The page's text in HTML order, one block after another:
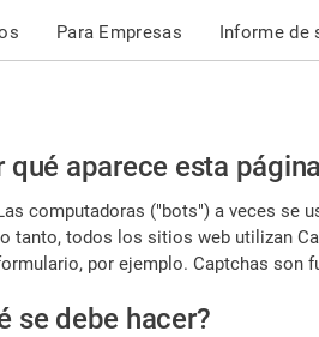
Para Empresas Informe de
qué aparece esta
computadoras ("bots") a veces se
lo tanto, todos los sitios web utilizan
por ejemplo. Captchas son
se debe hacer?